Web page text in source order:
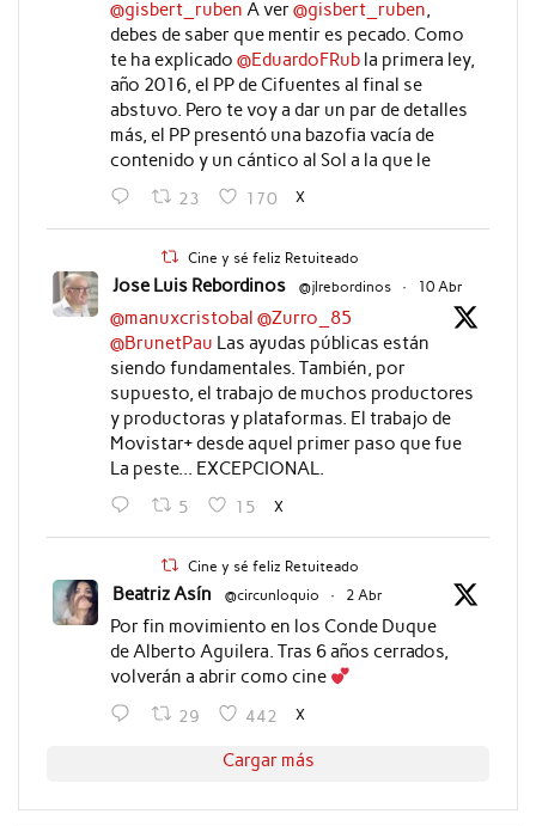
@gisbert_ruben A ver@gisbert_ruben,
debes de saber que mentir es pecado. Como
te ha explicado @EduardoFRubla primera ley,
año 2016, el PP de Cifuentes al final se
abstuvo. Pero te voy a dar un par de detalles
más, el PP presentó una bazofia vacía de
contenido y un cántico al Sol a la que le
23 170 X
Cine y sé feliz Retuiteado
Jose Luis Rebordinos @jlrebordinos · 10 Abr
@manuxcristobal @Zurro_85
@BrunetPau Las ayudas públicas están
siendo fundamentales. También, por
supuesto, el trabajo de muchos productores
y productoras y plataformas. El trabajo de
Movistar+ desde aquel primer paso que fue
La peste... EXCEPCIONAL.
5 15 X
Cine y sé feliz Retuiteado
Beatriz Asín @circunloquio · 2 Abr
Por fin movimiento en los Conde Duque
de Alberto Aguilera. Tras 6 años cerrados,
volverán a abrir como cine
29 442 X
Cargar más